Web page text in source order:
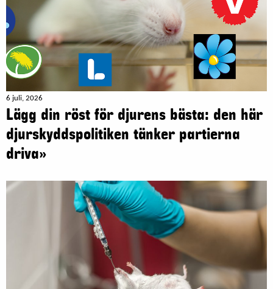
6 juli, 2026
Lägg din röst för djurens bästa: den här
djurskyddspolitiken tänker partierna
driva»